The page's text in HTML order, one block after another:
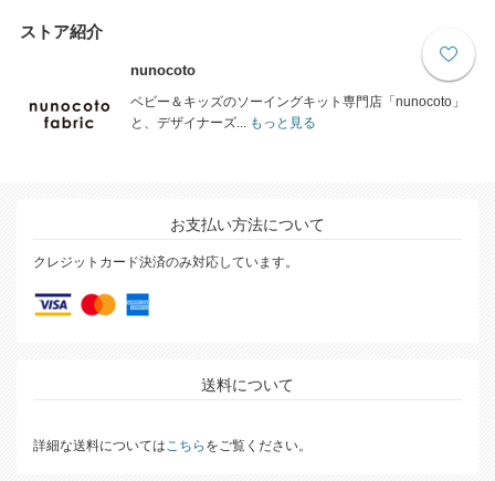
ストア紹介
nunocoto
ベビー＆キッズのソーイングキット専門店「nunocoto」
と、デザイナーズ...
もっと見る
お支払い方法について
クレジットカード決済のみ対応しています。
送料について
詳細な送料については こちら をご覧ください。